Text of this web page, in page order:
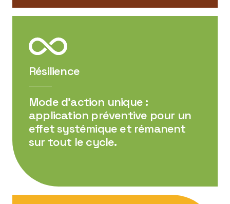
Résilience
Mode d’action unique :
application préventive pour un
effet systémique et rémanent
sur tout le cycle.